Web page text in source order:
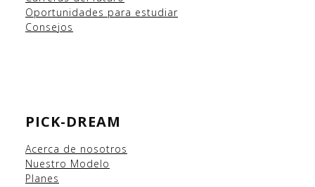
Oportunidades para estudiar
Consejos
PICK-DREAM
Acerca de nosotros
Nuestro Modelo
Planes